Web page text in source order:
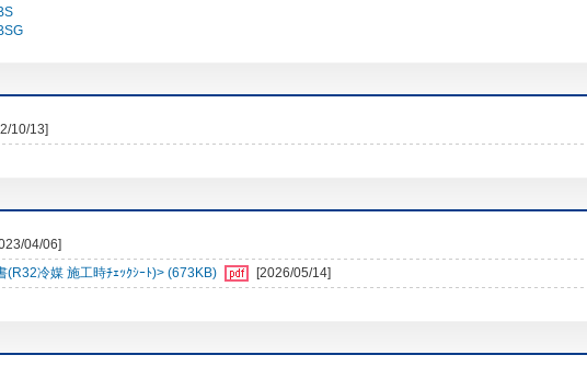
10/13]
04/06]
冷媒 施工時ﾁｪｯｸｼｰﾄ)> (673KB)
[2026/05/14]